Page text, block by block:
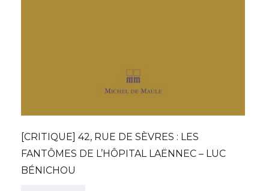
[CRITIQUE] 42, RUE DE SÈVRES : LES
FANTÔMES DE L’HÔPITAL LAËNNEC – LUC
BÉNICHOU